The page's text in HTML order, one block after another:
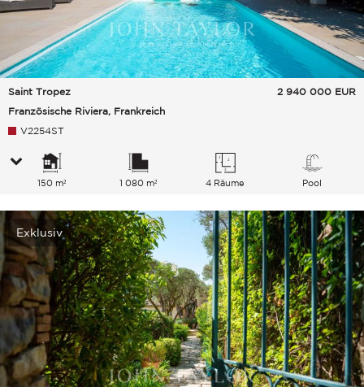
Saint Tropez
Französische Riviera, Frankreich
2 940 000 EUR
V2254ST
150 m² 1 080 m² 4 Räume Pool
Exklusiv